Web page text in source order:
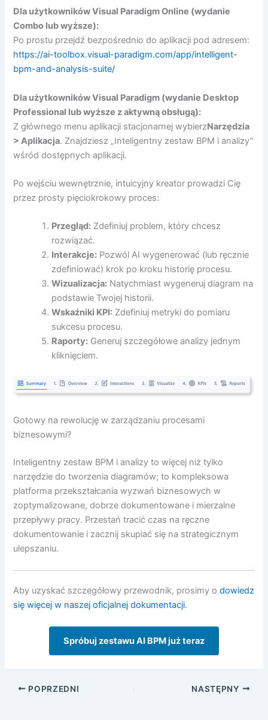
Dla użytkowników Visual Paradigm Online (wydanie
Combo lub wyższe):
Po prostu przejdź bezpośrednio do aplikacji pod adresem:
https://ai-toolbox.visual-paradigm.com/app/intelligent-
bpm-and-analysis-suite/
Dla użytkowników Visual Paradigm (wydanie Desktop
Professional lub wyższe z aktywną obsługą):
Z głównego menu aplikacji stacjonarnej wybierzNarzędzia
> Aplikacja. Znajdziesz „Inteligentny zestaw BPM i analizy”
wśród dostępnych aplikacji.
Po wejściu wewnętrznie, intuicyjny kreator prowadzi Cię
przez prosty pięciokrokowy proces:
Przegląd: Zdefiniuj problem, który chcesz
rozwiązać.
Interakcje: Pozwól AI wygenerować (lub ręcznie
zdefiniować) krok po kroku historię procesu.
Wizualizacja: Natychmiast wygeneruj diagram na
podstawie Twojej historii.
Wskaźniki KPI: Zdefiniuj metryki do pomiaru
sukcesu procesu.
Raporty: Generuj szczegółowe analizy jednym
kliknięciem.
Gotowy na rewolucję w zarządzaniu procesami
biznesowymi?
Inteligentny zestaw BPM i analizy to więcej niż tylko
narzędzie do tworzenia diagramów; to kompleksowa
platforma przekształcania wyzwań biznesowych w
zoptymalizowane, dobrze dokumentowane i mierzalne
przepływy pracy. Przestań tracić czas na ręczne
dokumentowanie i zacznij skupiać się na strategicznym
ulepszaniu.
Aby uzyskać szczegółowy przewodnik, prosimy odowiedz
się więcej w naszej oficjalnej dokumentacji.
Spróbuj zestawu AI BPM już teraz
POPRZEDNI NASTĘPNY